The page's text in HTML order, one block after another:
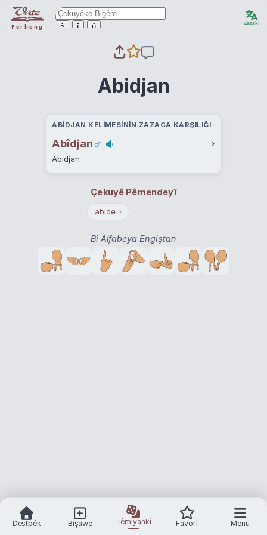
Ferheng ê î û Zazakî
Abidjan
ABIDJAN KELIMESININ ZAZACA KARŞILIĞI
Abîdjan ›
Abidjan
Çekuyê Pêmendeyî
abide ›
Bi Alfabeya Engiştan
Destpêk Bişawe Têmîyankî Favorî Menu